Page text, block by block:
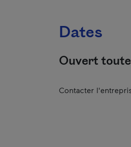
Dates
Ouvert
Contacter